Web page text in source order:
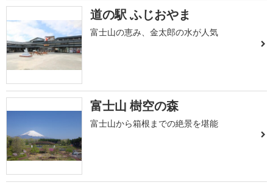
道の駅 ふじおやま
富士山の恵み、金太郎の水が人気
富士山 樹空の森
富士山から箱根までの絶景を堪能